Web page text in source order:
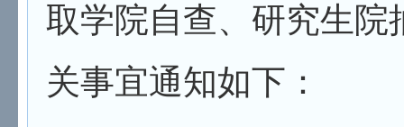
取学院自查、研究生院
关事宜通知如下：